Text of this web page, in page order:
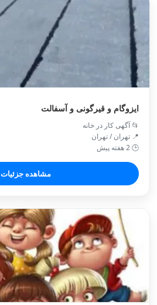
ایزوگام و قیرگونی و آسفالت
📂 آگهی کار در خانه
📍 تهران / تهران
🕒 2 هفته پیش
مشاهده جزئیات